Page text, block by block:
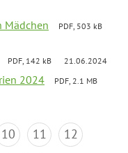
Mädchen
PDF, 503 kB
PDF, 142 kB 21.06.2024
2024
PDF, 2.1 MB
10 11
12